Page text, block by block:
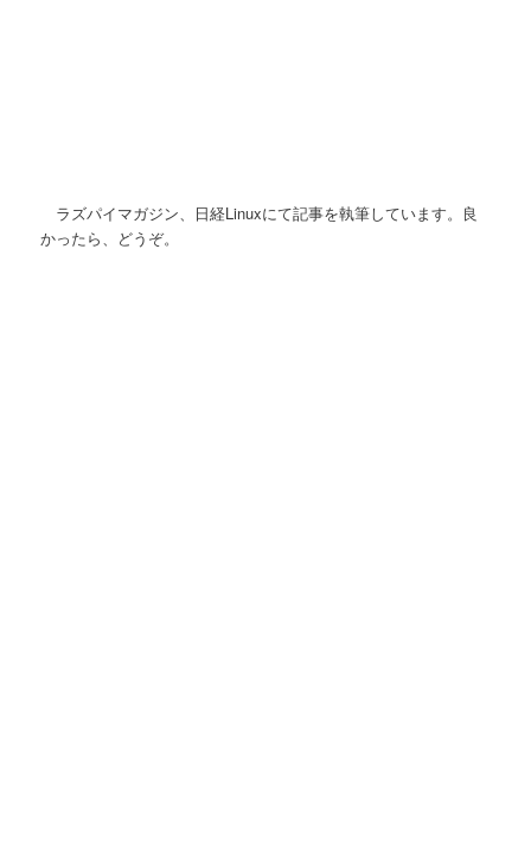
ラズパイマガジン、日経Linuxにて記事を執筆しています。良
かったら、どうぞ。